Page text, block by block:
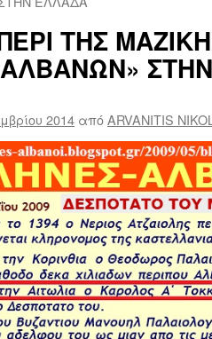
ΤΗΣ
2014 απόARVANITIS